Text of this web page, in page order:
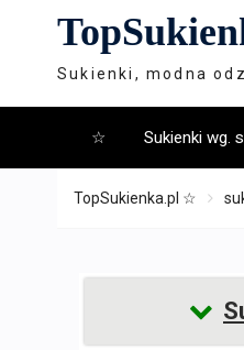
Sukienki, modna
☆ Sukienki wg.
TopSukienka.pl ☆